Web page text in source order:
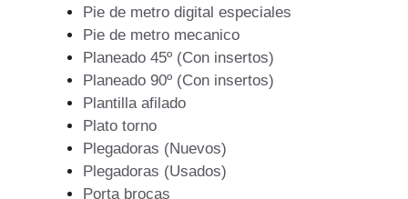
Pie de metro digital especiales
Pie de metro mecanico
Planeado 45º (Con insertos)
Planeado 90º (Con insertos)
Plantilla afilado
Plato torno
Plegadoras (Nuevos)
Plegadoras (Usados)
Porta brocas